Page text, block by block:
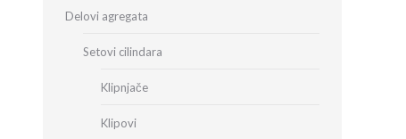
Delovi agregata
Setovi cilindara
Klipnjače
Klipovi